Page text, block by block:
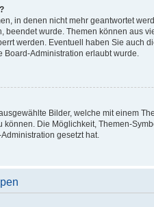
in denen nicht mehr geantwortet
beendet wurde. Themen können aus
werden. Eventuell haben Sie auch
Administration erlaubt wurde.
Bilder, welche mit einem
können. Die Möglichkeit, Themen-
gesetzt hat.